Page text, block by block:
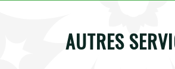
AUTRES